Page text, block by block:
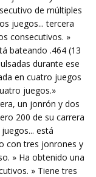
de múltiples
juegos... tercera
consecutivos. »
bateando .464 (13
durante ese
en cuatro juegos
juegos.»
un jonrón y dos
200 de su carrera
está
con tres jonrones y
» Ha obtenido una
» Tiene tres